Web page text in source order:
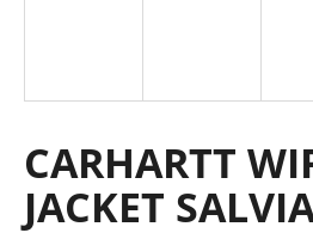
CARHARTT
JACKET
í
?